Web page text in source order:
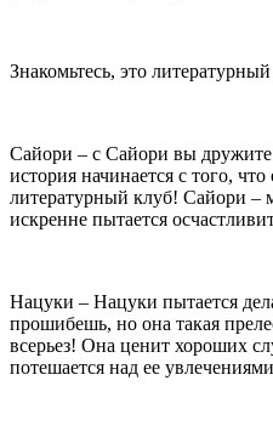
Знакомьтесь, это
Сайори – с Сайори вы дружите
история начинается с того, что
литературный клуб! Сайори –
искренне пытается
Нацуки – Нацуки пытается
прошибешь, но она такая
всерьез! Она ценит хороших
потешается над ее